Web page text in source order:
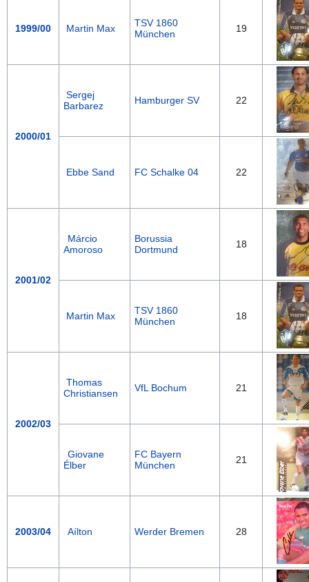
1999/00 Martin Max
TSV 1860
München
19
2000/01
Sergej
Barbarez
Hamburger SV 22
Ebbe Sand FC Schalke 04 22
2001/02
Márcio
Amoroso
Borussia
Dortmund
18
Martin Max
TSV 1860
München
18
2002/03
Thomas
Christiansen
VfL Bochum 21
Giovane
Élber
FC Bayern
München
21
2003/04 Aílton Werder Bremen 28